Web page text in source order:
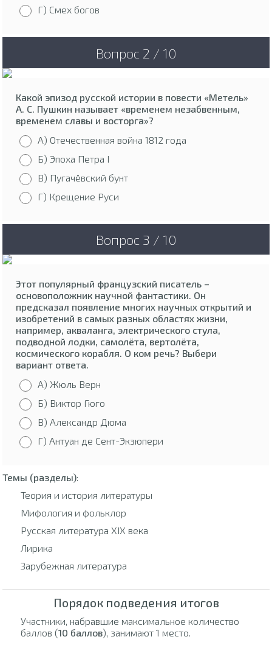
Г) Смех богов
Вопрос 2 / 10
Какой эпизод русской истории в повести «Метель»
А. С. Пушкин называет «временем незабвенным,
временем славы и восторга»?
А) Отечественная война 1812 года
Б) Эпоха Петра I
В) Пугачёвский бунт
Г) Крещение Руси
Вопрос 3 / 10
Этот популярный французский писатель –
основоположник научной фантастики. Он
предсказал появление многих научных открытий и
изобретений в самых разных областях жизни,
например, акваланга, электрического стула,
подводной лодки, самолёта, вертолёта,
космического корабля. О ком речь? Выбери
вариант ответа.
А) Жюль Верн
Б) Виктор Гюго
В) Александр Дюма
Г) Антуан де Сент-Экзюпери
Темы (разделы):
Теория и история литературы
Мифология и фольклор
Русская литература XIX века
Лирика
Зарубежная литература
Порядок подведения итогов
Участники, набравшие максимальное количество
баллов (10 баллов), занимают 1 место.